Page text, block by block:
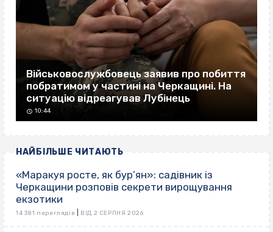
Військовослужбовець заявив про побиття
побратимом у частині на Черкащині. На
ситуацію відреагував Лубінець
10:44
НАЙБІЛЬШЕ ЧИТАЮТЬ
«Маракуя росте, як бур’ян»: садівник із
Черкащини розповів секрети вирощування
екзотики
14 381 переглядів ВІД 2 СЕРПНЯ 2026